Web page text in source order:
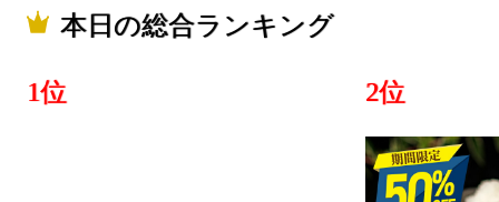
本日の総合ランキング
1位 2位